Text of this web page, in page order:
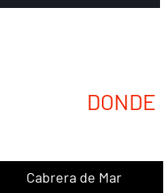
DONDE
Cabrera de Mar